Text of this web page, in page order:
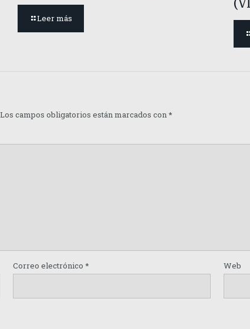
Leer más
Los campos obligatorios están marcados con*
Correo electrónico * Web